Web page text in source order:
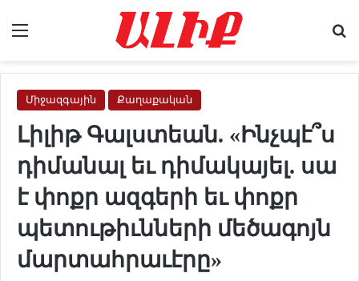
Միջազգային Քաղաքական
Լիլիթ Գալստեան. «Ինչպէ՞ս
դիմանալ եւ դիմակայել. սա
է փոքր ազգերի եւ փոքր
պետութիւնների մեծագոյն
մարտահրաւէրը»